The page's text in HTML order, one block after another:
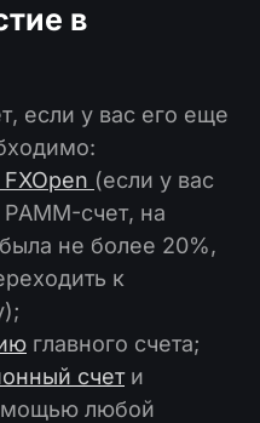
в
если у вас его еще
(если у вас
счет, на
не более 20%,
к
главного счета;
счети
любой